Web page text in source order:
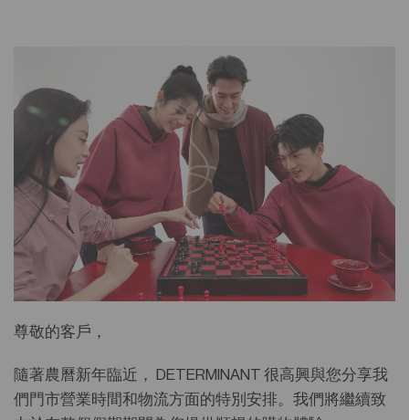
尊敬的客戶，
隨著農曆新年臨近， DETERMINANT 很高興與您分享我
們門市營業時間和物流方面的特別安排。我們將繼續致